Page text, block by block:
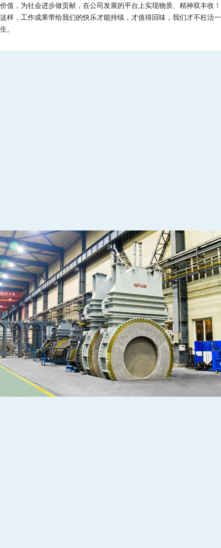
价值，为社会进步做贡献，在公司发展的平台上实现物质、精神双丰收！
这样，工作成果带给我们的快乐才能持续，才值得回味，我们才不枉活一
生。